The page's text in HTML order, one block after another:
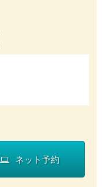
ネット予約